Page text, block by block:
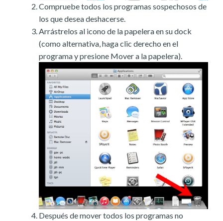
Compruebe todos los programas sospechosos de
los que desea deshacerse.
Arrástrelos al icono de la papelera en su dock
(como alternativa, haga clic derecho en el
programa y presione Mover a la papelera).
Después de mover todos los programas no